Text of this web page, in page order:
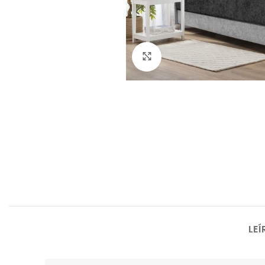
Click to enlarge